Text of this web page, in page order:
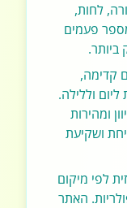
לחות,
פעמים
תחזית לעד 14 ימים קדימה,
וללילה.
ומהירות
ושקיעת
לפי מיקום
האתר